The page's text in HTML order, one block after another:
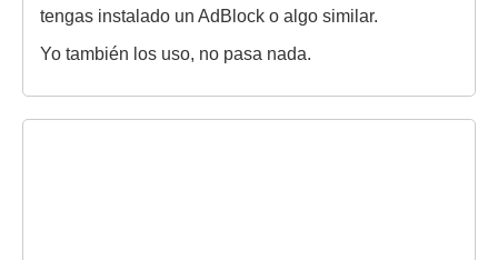
tengas instalado un AdBlock o algo similar.
Yo también los uso, no pasa nada.